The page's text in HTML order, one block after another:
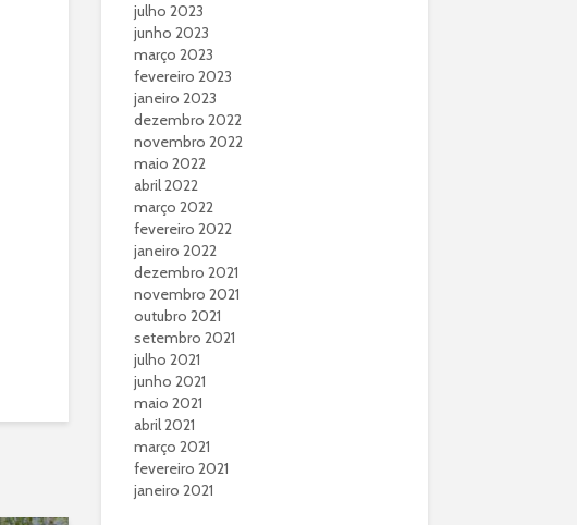
julho 2023
junho 2023
março 2023
fevereiro 2023
janeiro 2023
dezembro 2022
novembro 2022
maio 2022
abril 2022
março 2022
fevereiro 2022
janeiro 2022
dezembro 2021
novembro 2021
outubro 2021
setembro 2021
julho 2021
junho 2021
maio 2021
abril 2021
março 2021
fevereiro 2021
janeiro 2021